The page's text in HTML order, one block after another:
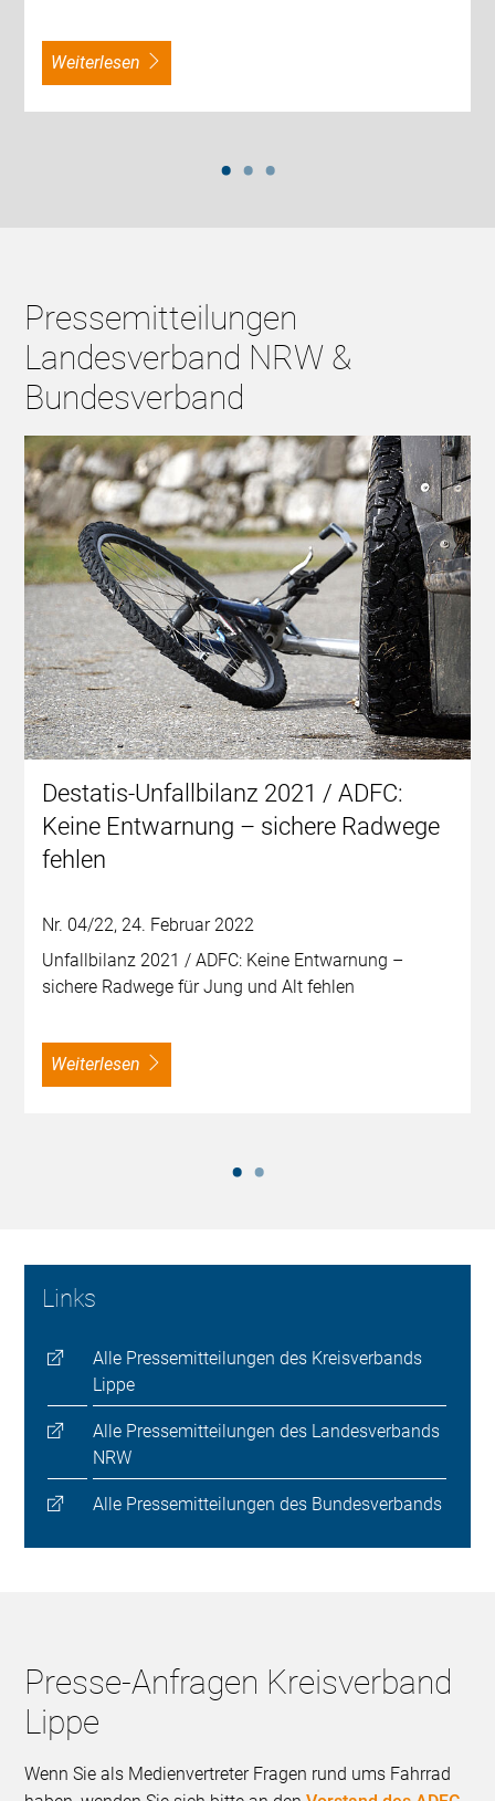
weiterlesen
Pressemitteilungen
Landesverband NRW &
Bundesverband
Destatis-Unfallbilanz 2021 / ADFC:
Keine Entwarnung – sichere Radwege
fehlen
Nr. 04/22, 24. Februar 2022
Unfallbilanz 2021 / ADFC: Keine Entwarnung –
sichere Radwege für Jung und Alt fehlen
weiterlesen
Links
Alle Pressemitteilungen des Kreisverbands
Lippe
Alle Pressemitteilungen des Landesverbands
NRW
Alle Pressemitteilungen des Bundesverbands
Presse-Anfragen Kreisverband
Lippe
Wenn Sie als Medienvertreter Fragen rund ums Fahrrad